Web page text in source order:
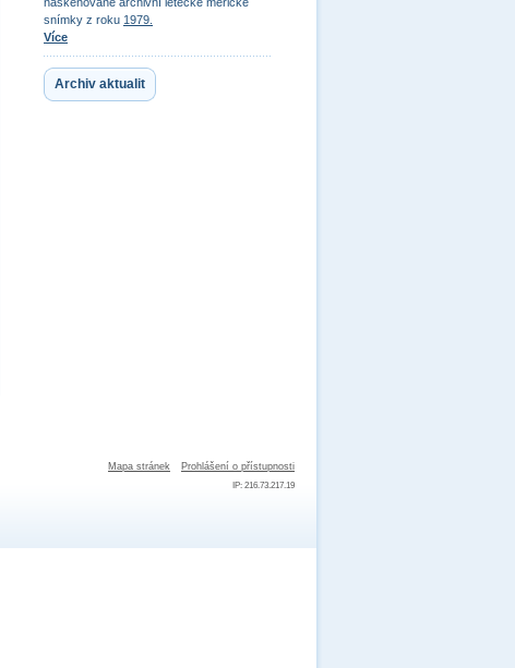
snímky z roku 1979.
Více
Archiv aktualit
Mapa stránek Prohlášení o přístupnosti
IP: 216.73.217.19